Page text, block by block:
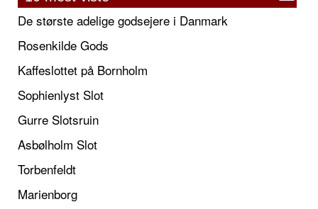
De største adelige godsejere i Danmark
Rosenkilde Gods
Kaffeslottet på Bornholm
Sophienlyst Slot
Gurre Slotsruin
Asbølholm Slot
Torbenfeldt
Marienborg